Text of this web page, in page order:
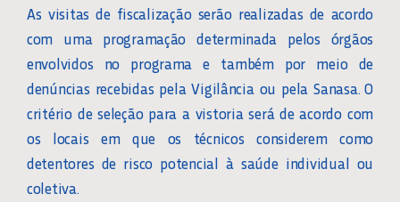
As visitas de fiscalização serão realizadas de acordo
com uma programação determinada pelos órgãos
envolvidos no programa e também por meio de
denúncias recebidas pela Vigilância ou pela Sanasa. O
critério de seleção para a vistoria será de acordo com
os locais em que os técnicos considerem como
detentores de risco potencial à saúde individual ou
coletiva.